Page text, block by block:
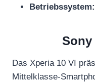
Betriebssystem:
Sony
Das Xperia 10 VI
Mittelklasse-